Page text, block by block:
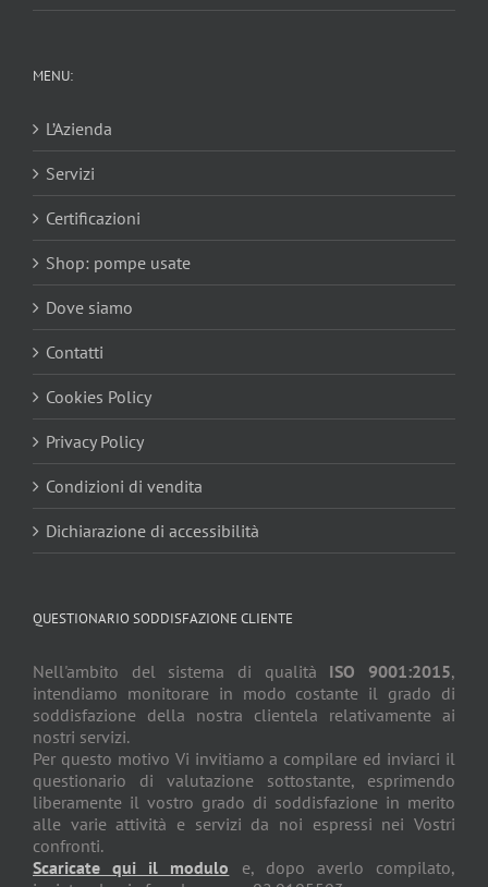
MENU:
L’Azienda
Servizi
Certificazioni
Shop: pompe usate
Dove siamo
Contatti
Cookies Policy
Privacy Policy
Condizioni di vendita
Dichiarazione di accessibilità
QUESTIONARIO SODDISFAZIONE CLIENTE
Nell'ambito del sistema di qualità ISO 9001:2015,
intendiamo monitorare in modo costante il grado di
soddisfazione della nostra clientela relativamente ai
nostri servizi.
Per questo motivo Vi invitiamo a compilare ed inviarci il
questionario di valutazione sottostante, esprimendo
liberamente il vostro grado di soddisfazione in merito
alle varie attività e servizi da noi espressi nei Vostri
confronti.
Scaricate qui il modulo e, dopo averlo compilato,